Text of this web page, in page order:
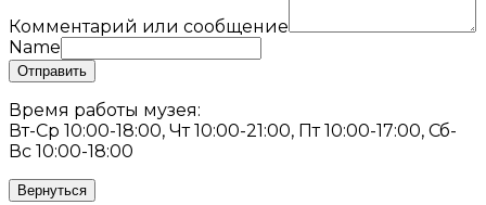
Комментарий или сообщение
Name
Отправить
Время работы музея:
Вт-Ср 10:00-18:00, Чт 10:00-21:00, Пт 10:00-17:00, Сб-
Вс 10:00-18:00
Вернуться